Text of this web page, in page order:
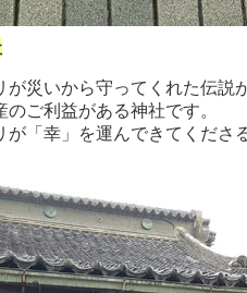
が災いから守ってくれた伝説
のご利益がある神社です。
が「幸」を運んできてくださ